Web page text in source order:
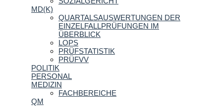
MD(K)
QUARTALSAUSWERTUNGEN DER
EINZELFALLPRÜFUNGEN IM
ÜBERBLICK
LOPS
PRÜFSTATISTIK
PRÜFVV
POLITIK
PERSONAL
MEDIZIN
FACHBEREICHE
QM